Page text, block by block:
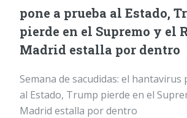
pone a prueba al Estado,
pierde en el Supremo y el
Madrid estalla por dentro
Semana de sacudidas: el hantavirus
al Estado, Trump pierde en el
Madrid estalla por dentro